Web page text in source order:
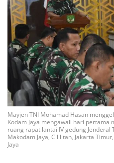
Mayjen TNI Mohamad Hasan
Kodam Jaya mengawali hari pertama
ruang rapat lantai IV gedung
Makodam Jaya, Cililitan, Jakarta
Jaya